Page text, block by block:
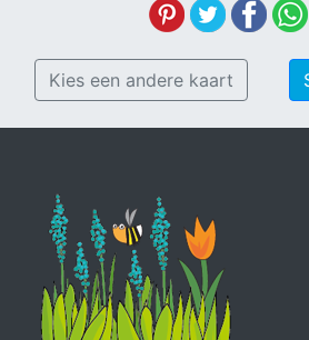
Kies een andere kaart